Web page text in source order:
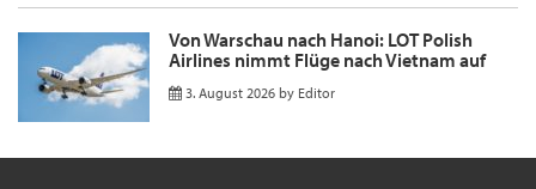
Von Warschau nach Hanoi: LOT Polish
Airlines nimmt Flüge nach Vietnam auf
3. August 2026 by Editor